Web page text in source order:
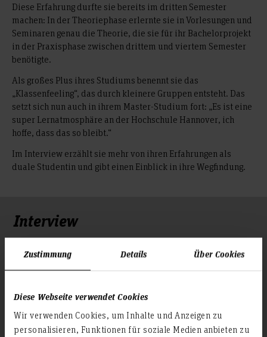
Zustimmung Details Über Cookies
Diese Webseite verwendet Cookies
Wir verwenden Cookies, um Inhalte und Anzeigen zu
personalisieren, Funktionen für soziale Medien anbieten zu
Diese Erfahrung durfte sie bereits im dritten Semester
machen: In der Theoriephase erlernte sie in Vorlesungen und
Seminaren genau die Theorie, die sie für ihr Bachelorprojekt
in der Praxisphase zwischen drittem und viertem Semester
benötigte.
Als großes Plus ihres Studiums benennt sie das
„Klassenfeeling“, das durch kleinere Gruppen entsteht. Das
setzt sich nun auch in ihrem Master-Studium fort: „Es ist eine
super Lernatmosphäre an der Hochschule Hannover, ich
hoffe, dass das so bleibt.“
Im Interview erzählt sie mehr von ihren Erfahrungen als
duale Studentin und gibt einen Einblick in ihre Wegfindung.
Interview